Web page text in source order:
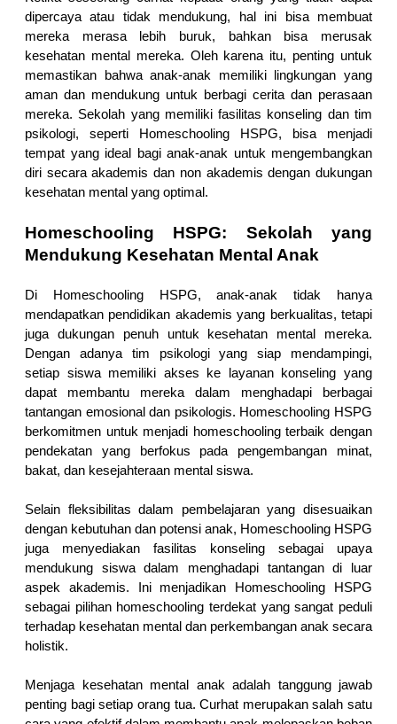
dipercaya atau tidak mendukung, hal ini bisa membuat
mereka merasa lebih buruk, bahkan bisa merusak
kesehatan mental mereka. Oleh karena itu, penting untuk
memastikan bahwa anak-anak memiliki lingkungan yang
aman dan mendukung untuk berbagi cerita dan perasaan
mereka. Sekolah yang memiliki fasilitas konseling dan tim
psikologi, seperti Homeschooling HSPG, bisa menjadi
tempat yang ideal bagi anak-anak untuk mengembangkan
diri secara akademis dan non akademis dengan dukungan
kesehatan mental yang optimal.
Homeschooling HSPG: Sekolah yang
Mendukung Kesehatan Mental Anak
Di Homeschooling HSPG, anak-anak tidak hanya
mendapatkan pendidikan akademis yang berkualitas, tetapi
juga dukungan penuh untuk kesehatan mental mereka.
Dengan adanya tim psikologi yang siap mendampingi,
setiap siswa memiliki akses ke layanan konseling yang
dapat membantu mereka dalam menghadapi berbagai
tantangan emosional dan psikologis. Homeschooling HSPG
berkomitmen untuk menjadi homeschooling terbaik dengan
pendekatan yang berfokus pada pengembangan minat,
bakat, dan kesejahteraan mental siswa.
Selain fleksibilitas dalam pembelajaran yang disesuaikan
dengan kebutuhan dan potensi anak, Homeschooling HSPG
juga menyediakan fasilitas konseling sebagai upaya
mendukung siswa dalam menghadapi tantangan di luar
aspek akademis. Ini menjadikan Homeschooling HSPG
sebagai pilihan homeschooling terdekat yang sangat peduli
terhadap kesehatan mental dan perkembangan anak secara
holistik.
Menjaga kesehatan mental anak adalah tanggung jawab
penting bagi setiap orang tua. Curhat merupakan salah satu